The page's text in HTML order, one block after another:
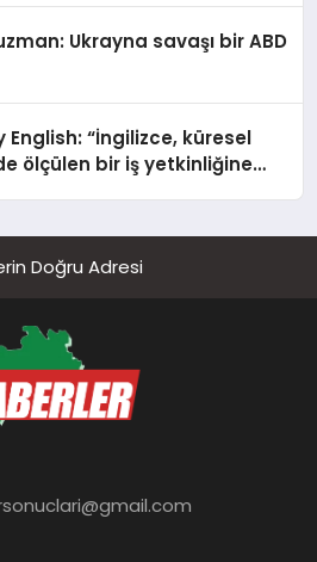
Ukrayna savaşı bir ABD
English: “İngilizce, küresel
ölçülen bir iş yetkinliğine
Doğru Adresi